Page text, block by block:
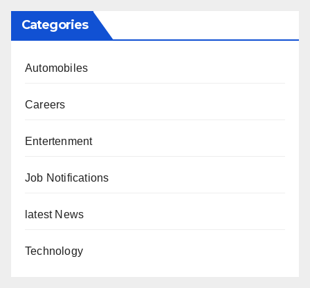
Categories
Automobiles
Careers
Entertenment
Job Notifications
latest News
Technology